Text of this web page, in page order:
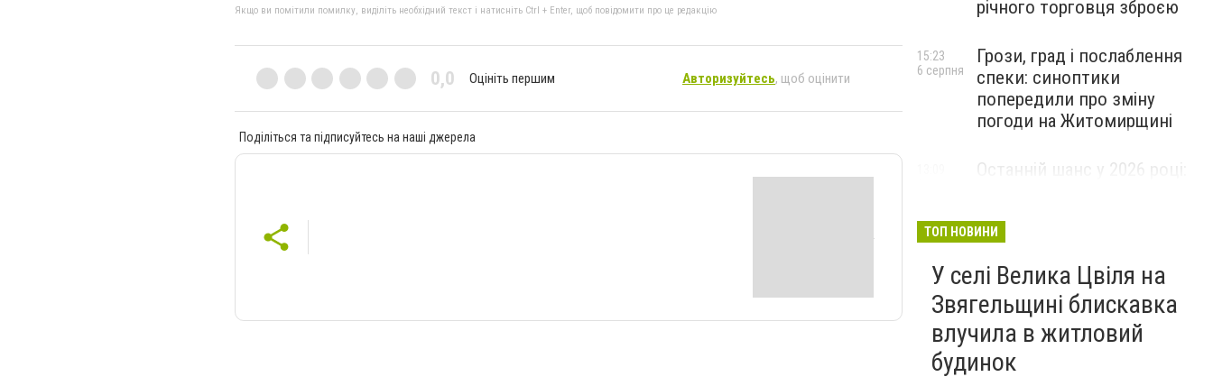
Якщо ви помітили помилку, виділіть необхідний текст і натисніть Ctrl + Enter, щоб повідомити про це редакцію
0,0 Оцініть першим Авторизуйтесь, щоб оцінити
Поділіться та підписуйтесь на наші джерела
річного торговця зброєю
Грози, град і послаблення
спеки: синоптики
попередили про зміну
погоди на Житомирщині
15:23
6 серпня
Останній шанс у 2026 році:
майбутніх водійок автобусів
ТОП НОВИНИ
У селі Велика Цвіля на
Звягельщині блискавка
влучила в житловий
будинок